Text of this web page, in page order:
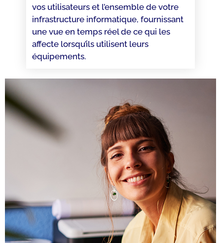
vos utilisateurs et l’ensemble de votre
infrastructure informatique, fournissant
une vue en temps réel de ce qui les
affecte lorsqu’ils utilisent leurs
équipements.